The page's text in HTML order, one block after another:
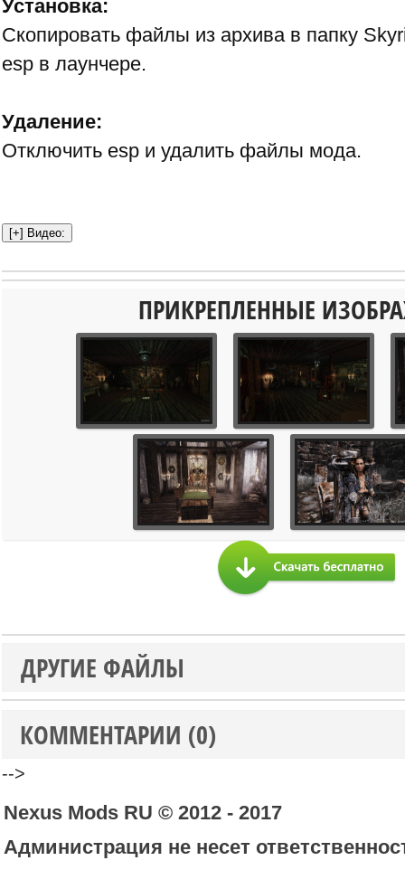
Установка:
Скопировать файлы из архива в папку
esp в лаунчере.
Удаление:
Отключить esp и удалить файлы мода.
ПРИКРЕПЛЕННЫЕ
ДРУГИЕ ФАЙЛЫ
КОММЕНТАРИИ (0)
-->
Nexus Mods RU © 2012 - 2017
Администрация не несет